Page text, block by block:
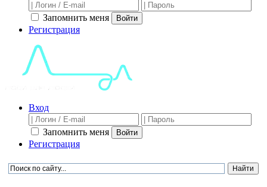
Запомнить меня Войти
Регистрация
Вход
Запомнить меня Войти
Регистрация